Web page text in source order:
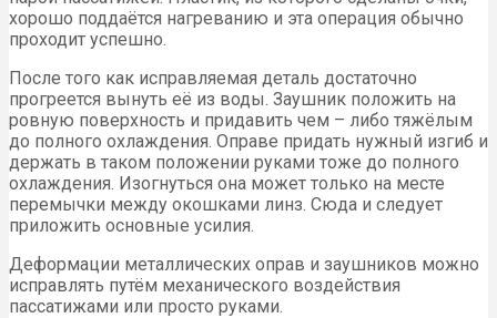
хорошо поддаётся нагреванию и эта операция обычно
проходит успешно.
После того как исправляемая деталь достаточно
прогреется вынуть её из воды. Заушник положить на
ровную поверхность и придавить чем – либо тяжёлым
до полного охлаждения. Оправе придать нужный изгиб и
держать в таком положении руками тоже до полного
охлаждения. Изогнуться она может только на месте
перемычки между окошками линз. Сюда и следует
приложить основные усилия.
Деформации металлических оправ и заушников можно
исправлять путём механического воздействия
пассатижами или просто руками.